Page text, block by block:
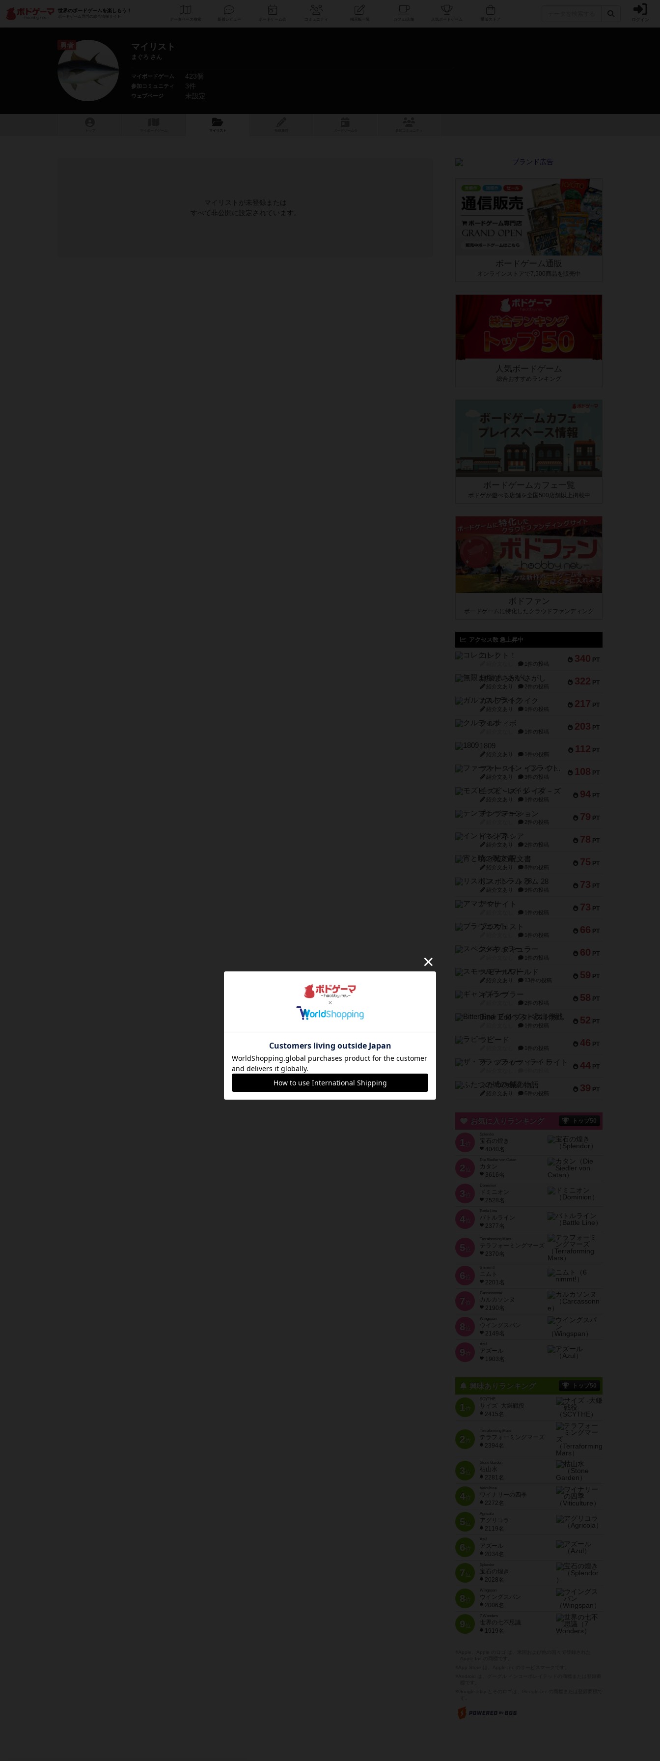
世界のボードゲームを楽しもう！
ボードゲーム専門の総合情報サイト
データベース コミュニティ 人気ボードゲーム ログイン
勇者 マイリスト
まぐろ さん
マイボードゲーム 423個
参加コミュニティ 3件
ウェブページ 未設定
マイリスト
マイリストが未登録または
すべて非公開に設定されています。
ボードゲーム通販
オンラインストアで7,500商品を販売中
人気ボードゲーム
総合おすすめランキング
ボードゲームカフェ一覧
ボドゲが遊べる店舗を全国500店舗以上掲載中
ボドファン
ボードゲームに特化したクラウドファンディング
アクセス数 急上昇中
340 PT
コレクト！
1件の投稿
322 PT
無限まちがいさがし
紹介文あり 2件の投稿
217 PT
ガルフストライク
紹介文あり 1件の投稿
203 PT
クルティボ
1件の投稿
112 PT
1809
紹介文あり 1件の投稿
108 PT
ファースト・イン・フライト
紹介文あり 3件の投稿
94 PT
モズビ－ズ・レイダ－ズ
紹介文あり 1件の投稿
79 PT
テンプテーション
2件の投稿
78 PT
インドネシア
紹介文あり 2件の投稿
75 PT
宵と暁の呪文書
紹介文あり 8件の投稿
73 PT
リスボン・トラム 28
紹介文あり 9件の投稿
73 PT
アマナイト
1件の投稿
66 PT
ブラヴェスト
1件の投稿
60 PT
スペクタキュラー
1件の投稿
59 PT
スモールワールド
紹介文あり 13件の投稿
58 PT
ギャンブラー
2件の投稿
52 PT
Bitter End ブタペスト救出作戦
1件の投稿
46 PT
ラピード
1件の投稿
44 PT
ザ・フラッフィー・ライト
39 PT
ふたつの城の物語
紹介文あり 6件の投稿
お気に入りランキング トップ50
1 位
宝石の煌き
4040名
2 位
Die Siedler von Catan
カタン
3616名
3 位
ドミニオン
2528名
4位
Battle Line
バトルライン
2377名
5 位
Terraforming Mars
テラフォーミングマーズ
2370名
6 位
ニムト
2201名
7 位
Carcassonne
カルカソンヌ
2190名
8 位
Wingspan
ウイングスパン
2149名
9 位
Azul
アズール
1903名
興味ありランキング トップ50
1位
SCYTHE
サイズ -大鎌戦役-
2415名
2位
Terraforming Mars
テラフォーミングマーズ
2394名
3位
Stone Garden
枯山水
2281名
4位
Viticulture
ワイナリーの四季
2272名
5位
Agricola
アグリコラ
2119名
6位
Azul
アズール
2034名
7位
宝石の煌き
2028名
8位
Wingspan
ウイングスパン
2006名
9位
7 Wonders
世界の七不思議
1919名